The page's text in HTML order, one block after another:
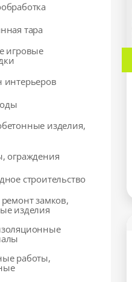
тара
игровые
интерьеров
изделия,
ограждения
строительство
замков,
изделия
работы,